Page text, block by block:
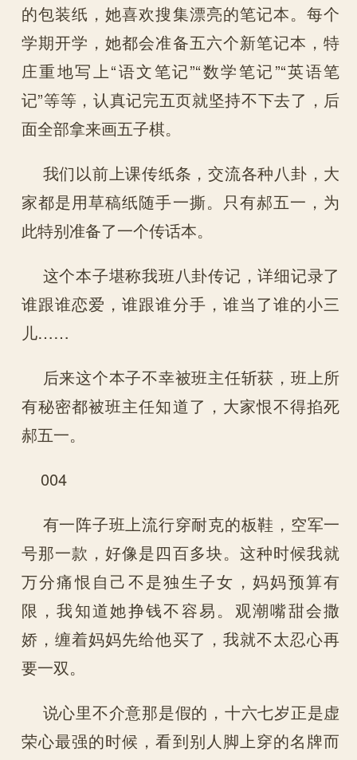
的包装纸，她喜欢搜集漂亮的笔记本。每个
学期开学，她都会准备五六个新笔记本，特
庄重地写上“语文笔记”“数学笔记”“英语笔
记”等等，认真记完五页就坚持不下去了，后
面全部拿来画五子棋。
我们以前上课传纸条，交流各种八卦，大
家都是用草稿纸随手一撕。只有郝五一，为
此特别准备了一个传话本。
这个本子堪称我班八卦传记，详细记录了
谁跟谁恋爱，谁跟谁分手，谁当了谁的小三
儿……
后来这个本子不幸被班主任斩获，班上所
有秘密都被班主任知道了，大家恨不得掐死
郝五一。
004
有一阵子班上流行穿耐克的板鞋，空军一
号那一款，好像是四百多块。这种时候我就
万分痛恨自己不是独生子女，妈妈预算有
限，我知道她挣钱不容易。观潮嘴甜会撒
娇，缠着妈妈先给他买了，我就不太忍心再
要一双。
说心里不介意那是假的，十六七岁正是虚
荣心最强的时候，看到别人脚上穿的名牌而